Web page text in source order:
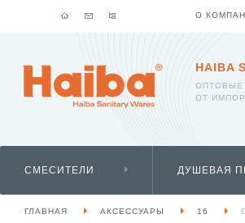
HAIBA
ОТ
СМЕСИТЕЛИ ДУШЕВАЯ
ГЛАВНАЯ АКСЕССУАРЫ 16
О